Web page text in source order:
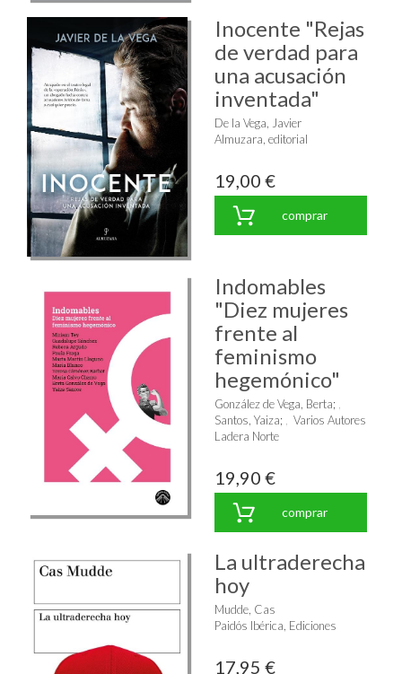
Inocente "Rejas
de verdad para
una acusación
inventada"
De la Vega, Javier
Almuzara, editorial
19,00 €
comprar
Indomables
"Diez mujeres
frente al
feminismo
hegemónico"
González de Vega, Berta;
Santos, Yaiza;
Varios Autores
Ladera Norte
19,90 €
comprar
La ultraderecha
hoy
Mudde, Cas
Paidós Ibérica, Ediciones
17,95 €